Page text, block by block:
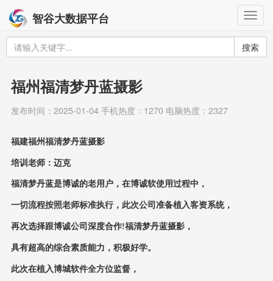
智谷大数据平台
搜索
福州福清梦丹蓝摄影
发布时间：2025-01-04 手机热度：1270 电脑热度：2327
福建福州福清梦丹蓝摄影
培训老师：迈克
福清梦丹蓝是博诚的老用户，在博诚软使用过程中，
一切流程按照老师标准执行，此次公司准备植入客资系统，
再次选择跟博诚公司深度合作!福清梦丹蓝摄影，
具有超高的综合素质能力，积极好学。
此次在植入博城软件全方位监督，